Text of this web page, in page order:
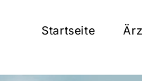
Startseite